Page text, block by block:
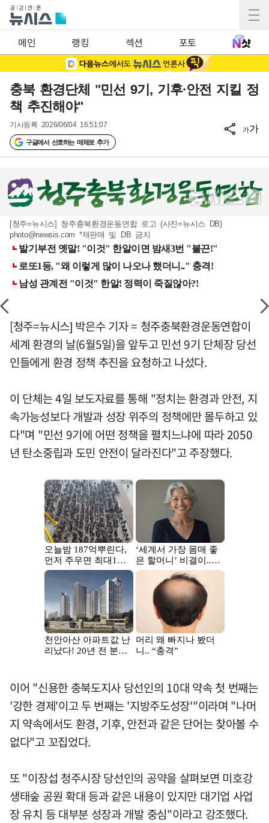
메인 랭킹 섹션 포토
충북 환경단체 "민선 9기, 기후·안전 지킬 정
책 추진해야"
기사등록 2026/06/04 16:51:07
구글에서 선호하는 매체로 추가
가가
[청주=뉴시스] 청주충북환경운동연합 로고 (사진=뉴시스 DB)
photo@newsis.com *재판매 및 DB 금지
[청주=뉴시스] 박은수 기자 = 청주충북환경운동연합이
세계 환경의 날(6월5일)을 앞두고 민선 9기 단체장 당선
인들에게 환경 정책 추진을 요청하고 나섰다.
이 단체는 4일 보도자료를 통해 "정치는 환경과 안전, 지
속가능성보다 개발과 성장 위주의 정책에만 몰두하고 있
다"며 "민선 9기에 어떤 정책을 펼치느냐에 따라 2050
년 탄소중립과 도민 안전이 달라진다"고 주장했다.
이어 "신용한 충북도지사 당선인의 10대 약속 첫 번째는
'강한 경제'이고 두 번째는 '지방주도성장'"이라며 "나머
지 약속에서도 환경, 기후, 안전과 같은 단어는 찾아볼 수
없다"고 꼬집었다.
또 "이장섭 청주시장 당선인의 공약을 살펴보면 미호강
생태숲 공원 확대 등과 같은 내용이 있지만 대기업 사업
장 유치 등 대부분 성장과 개발 중심"이라고 강조했다.